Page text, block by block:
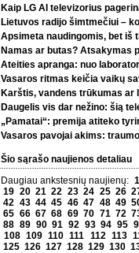
Kaip LG AI televizorius
Lietuvos radijo šimtmečiui –
Apsimeta naudingomis, bet iš
Namas ar butas? Atsakymas
Ateities apranga: nuo
Vasaros ritmas keičia vaikų
Karštis, vandens trūkumas ar
Daugelis vis dar nežino: šią
„Pamatai“: premija atiteko
Vasaros pavojai akims:
Šio sąrašo naujienos detaliau
Daugiau ankstesnių naujienų: 1
19 20 21 22 23 24 25 26
42 43 44 45 46 47 48 49
65 66 67 68 69 70 71 72
88 89 90 91 92 93 94 95
108 109 110 111 112 113
125 126 127 128 129 130